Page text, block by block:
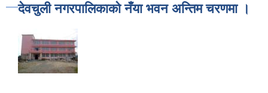
देवचुली नगरपालिकाकाे नँया भवन अन्तिम चरणमा ।